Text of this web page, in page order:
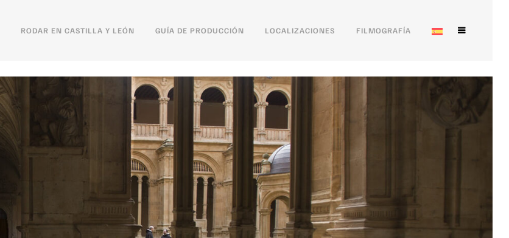
RODAR EN CASTILLA Y LEÓN GUÍA DE PRODUCCIÓN LOCALIZACIONES FILMOGRAFÍA